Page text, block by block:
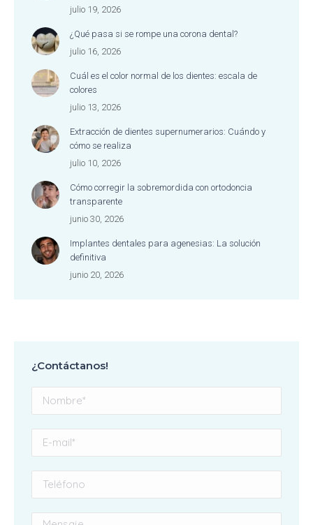
julio 19, 2026
¿Qué pasa si se rompe una corona dental?
julio 16, 2026
Cuál es el color normal de los dientes: escala de
colores
julio 13, 2026
Extracción de dientes supernumerarios: Cuándo y
cómo se realiza
julio 10, 2026
Cómo corregir la sobremordida con ortodoncia
transparente
junio 30, 2026
Implantes dentales para agenesias: La solución
definitiva
junio 20, 2026
¿Contáctanos!